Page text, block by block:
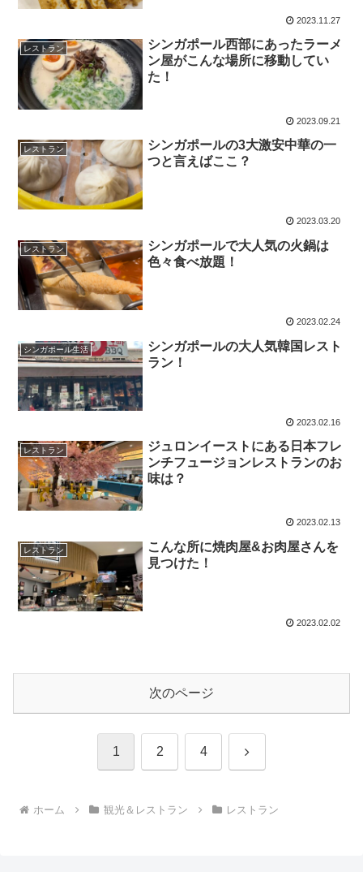
2023.11.27
レストラン
シンガポール西部にあったラーメ
ン屋がこんな場所に移動してい
た！
2023.09.21
レストラン
シンガポールの3大激安中華の一
つと言えばここ？
2023.03.20
レストラン
シンガポールで大人気の火鍋は
色々食べ放題！
2023.02.24
シンガポール生活
シンガポールの大人気韓国レスト
ラン！
2023.02.16
レストラン
ジュロンイーストにある日本フレ
ンチフュージョンレストランのお
味は？
2023.02.13
レストラン
こんな所に焼肉屋&お肉屋さんを
見つけた！
2023.02.02
次のページ
1 2 4 次
ホーム 観光＆レストラン レストラン